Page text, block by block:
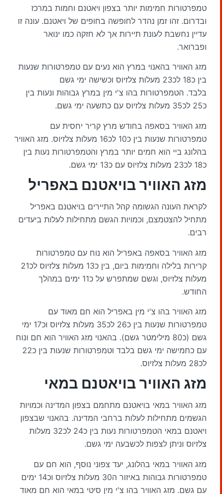
טמפרטורות חמימות יותר בצפון ויאטנם וחמות במרכז
ובדרום. זהו זמן נהדר לחופשה בחופים של ויאטנם. עונה זו
עדיין נחשבת לעונת תיירות אך לא חזקה כמו ינואר
ופברואר.
מזג האוויר בהאנוי במרץ הוא נעים עם טמפרטורות שנעות
בין כ18 לכ23 מעלות צלזיוס וכשישה ימי גשם
בלבד. הטמפרטורות בהו צ'י מין במרץ גבוהות ונעות בין
כ25 לכ35 מעלות צלזיוס עם כתשעה ימי גשם.
מזג האוויר בסאפה בחודש מרץ קריר יחסית עם
טמפרטורות שנעות בין כ10 לכ16 מעלות צלזיוס. מזג האוויר
בהלונג ביי הוא חמים יותר במרץ והטמפרטורות נעות בין
כ18 לכ23 מעלות צלזיוס עם כ13 ימי גשם.
מזג האוויר בויאטנם באפריל
לקראת העונה הגשומה קהל התיירים בויאטנם באפריל
מתחיל להצטמצם, וכמויות הגשם מתחילות לעלות ביעדים
רבים.
מזג האוויר בסאפה באפריל הוא נוח עם טמפרטורות
קרירות בלילה וחמימות ביום, בין כ13 מעלות צלזיוס לכ21
מעלות צלזיוס, וגשם שמתפרש על כ11 ימים במהלך
החודש.
מזג האוויר בהו צ'י מין באפריל הוא חם מאוד עם
טמפרטורות שנעות בין כ26 לכ35 מעלות צלזיוס וכ17 ימי
גשם (כ80 מילימטר גשם). בהאנוי מזג האוויר הוא חם ונוח
עם כחמישה ימי גשם בלבד וטמפרטורות שנעות בין כ22
לכ28 מעלות צלזיוס.
מזג האוויר בויאטנם במאי
מזג האוויר במאי בויאטנם מתחמם בצפון המדינה וכמויות
הגשמים מתחילות לעלות ברחבי המדינה. בהאנוי שבצפון
ויאטנם במאי הטמפרטורות נעות בין כ24 לכ32 מעלות
צלזיוס וניתן לצפות לכשבעה ימי גשם.
מזג האוויר במאי בהלונג, יעד צפוני נוסף, הוא חם עם
טמפרטורות גבוהות באיזור ה30 מעלות צלזיוס וכ14 ימים
עם גשם. מזג האוויר בהו צ'י מין סיטי במאי הוא חם מאוד